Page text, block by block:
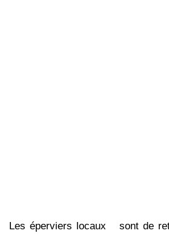
Les éperviers locaux sont de